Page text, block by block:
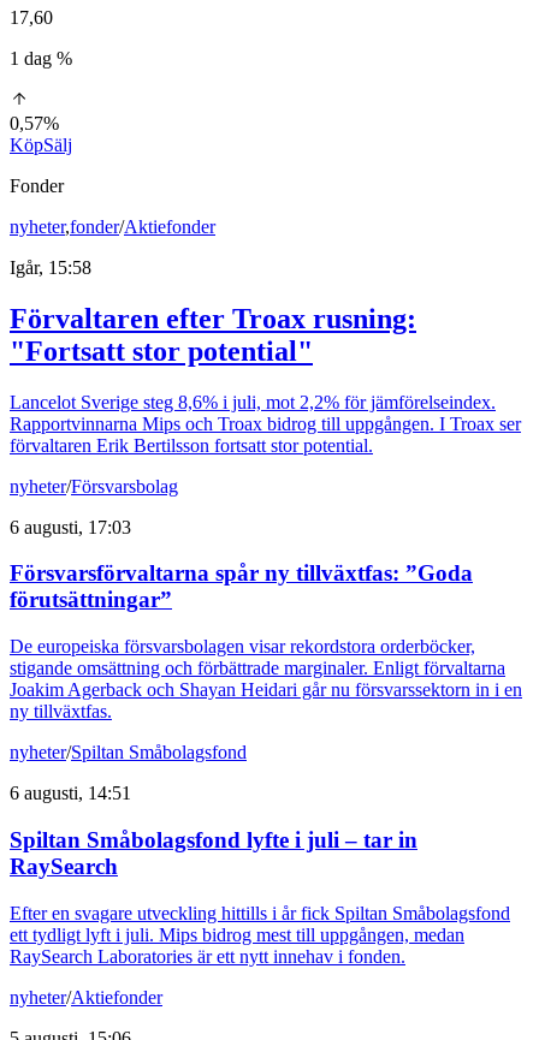
17,60
1 dag %
0,57%
KöpSälj
Fonder
nyheter,fonder/Aktiefonder
Igår, 15:58
Förvaltaren efter Troax rusning:
"Fortsatt stor potential"
Lancelot Sverige steg 8,6% i juli, mot 2,2% för jämförelseindex.
Rapportvinnarna Mips och Troax bidrog till uppgången. I Troax ser
förvaltaren Erik Bertilsson fortsatt stor potential.
nyheter/Försvarsbolag
6 augusti, 17:03
Försvarsförvaltarna spår ny tillväxtfas: ”Goda
förutsättningar”
De europeiska försvarsbolagen visar rekordstora orderböcker,
stigande omsättning och förbättrade marginaler. Enligt förvaltarna
Joakim Agerback och Shayan Heidari går nu försvarssektorn in i en
ny tillväxtfas.
nyheter/Spiltan Småbolagsfond
6 augusti, 14:51
Spiltan Småbolagsfond lyfte i juli – tar in
RaySearch
Efter en svagare utveckling hittills i år fick Spiltan Småbolagsfond
ett tydligt lyft i juli. Mips bidrog mest till uppgången, medan
RaySearch Laboratories är ett nytt innehav i fonden.
nyheter/Aktiefonder